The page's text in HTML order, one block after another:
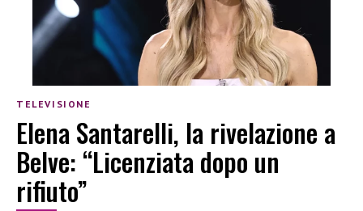
TELEVISIONE
Elena Santarelli, la rivelazione a
Belve: “Licenziata dopo un
rifiuto”